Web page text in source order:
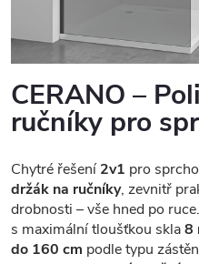
CERANO –
ručníky pro
Chytré řešení2v1 pro
držák na ručníky, zevnitř
drobnosti – vše hned po
s maximální tloušťkou skla8
do 160 cm podle typu